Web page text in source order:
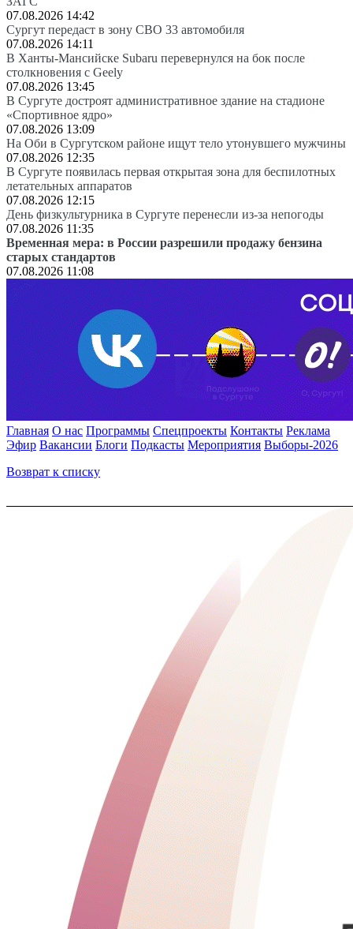
07.08.2026 14:42
Сургут передаст в зону СВО 33 автомобиля
07.08.2026 14:11
В Ханты-Мансийске Subaru перевернулся на бок после
столкновения с Geely
07.08.2026 13:45
В Сургуте достроят административное здание на стадионе
«Спортивное ядро»
07.08.2026 13:09
На Оби в Сургутском районе ищут тело утонувшего мужчины
07.08.2026 12:35
В Сургуте появилась первая открытая зона для беспилотных
летательных аппаратов
07.08.2026 12:15
День физкультурника в Сургуте перенесли из-за непогоды
07.08.2026 11:35
Временная мера: в России разрешили продажу бензина
старых стандартов
07.08.2026 11:08
Главная О нас Программы Спецпроекты Контакты Реклама
Эфир Вакансии Блоги Подкасты Мероприятия Выборы-2026
Возврат к списку